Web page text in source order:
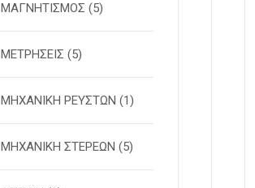
ΜΑΓΝΗΤΙΣΜΟΣ (5)
ΜΕΤΡΗΣΕΙΣ (5)
ΜΗΧΑΝΙΚΗ ΡΕΥΣΤΩΝ (1)
ΜΗΧΑΝΙΚΗ ΣΤΕΡΕΩΝ (5)